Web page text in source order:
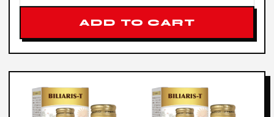
ADD TO CART